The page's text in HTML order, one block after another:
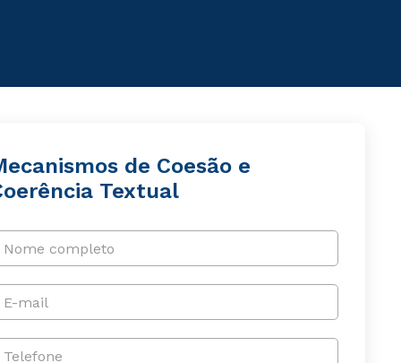
de Coesão e
Textual
Nome completo
E-mail
Telefone